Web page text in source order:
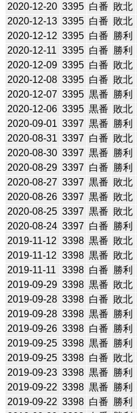
2020-12-20 3395 白番 敗北
2020-12-13 3395 白番 敗北
2020-12-12 3395 白番 勝利
2020-12-11 3395 白番 勝利
2020-12-09 3395 白番 敗北
2020-12-08 3395 白番 敗北
2020-12-07 3395 黒番 勝利
2020-12-06 3395 黒番 敗北
2020-09-01 3397 黒番 勝利
2020-08-31 3397 白番 敗北
2020-08-30 3397 黒番 勝利
2020-08-29 3397 白番 勝利
2020-08-27 3397 黒番 敗北
2020-08-26 3397 黒番 敗北
2020-08-25 3397 黒番 敗北
2020-08-24 3397 白番 勝利
2019-11-12 3398 黒番 敗北
2019-11-12 3398 黒番 敗北
2019-11-11
3398 白番 勝利
2019-09-29 3398 黒番 敗北
2019-09-28 3398 白番 敗北
2019-09-28 3398 黒番 勝利
2019-09-26 3398 白番 勝利
2019-09-25 3398 黒番 勝利
2019-09-25 3398 白番 敗北
2019-09-23 3398 黒番 勝利
2019-09-22 3398 黒番 勝利
2019-09-22 3398 白番 勝利